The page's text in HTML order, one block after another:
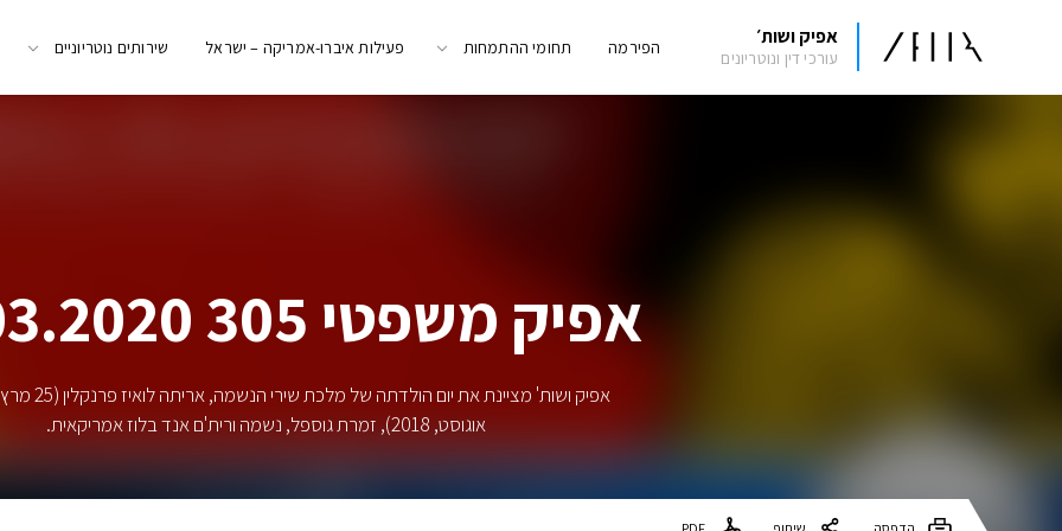
אפיק ושות׳
עורכי דין ונוטריונים הפירמה תחומי ההתמחות פעילות איברו-אמריקה – ישראל שירותים נוטריוניים
אפיק משפטי 305 25.03.2020
אוגוסט, 2018), זמרת גוספל, נשמה ורית'ם אנד בלוז אמריקאית.